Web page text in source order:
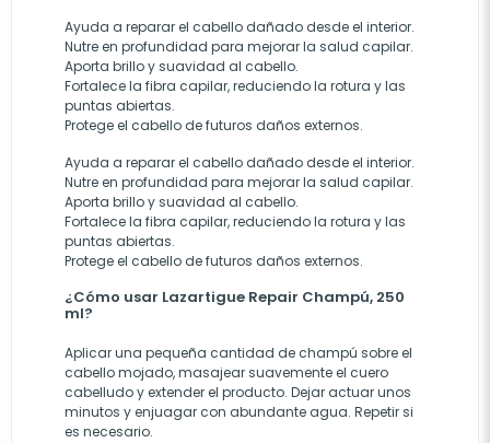
Ayuda a reparar el cabello dañado desde el interior.
Nutre en profundidad para mejorar la salud capilar.
Aporta brillo y suavidad al cabello.
Fortalece la fibra capilar, reduciendo la rotura y las
puntas abiertas.
Protege el cabello de futuros daños externos.
Ayuda a reparar el cabello dañado desde el interior.
Nutre en profundidad para mejorar la salud capilar.
Aporta brillo y suavidad al cabello.
Fortalece la fibra capilar, reduciendo la rotura y las
puntas abiertas.
Protege el cabello de futuros daños externos.
¿Cómo usar Lazartigue Repair Champú, 250
ml?
Aplicar una pequeña cantidad de champú sobre el
cabello mojado, masajear suavemente el cuero
cabelludo y extender el producto. Dejar actuar unos
minutos y enjuagar con abundante agua. Repetir si
es necesario.